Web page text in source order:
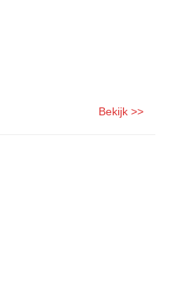
Bekijk >>